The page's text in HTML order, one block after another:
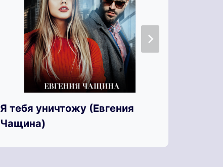
Я тебя уничтожу (Евгения
Чащина)